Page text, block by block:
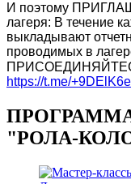
И поэтому
лагеря: В течение
выкладывают
проводимых в
https://t.me/
"РОЛА-